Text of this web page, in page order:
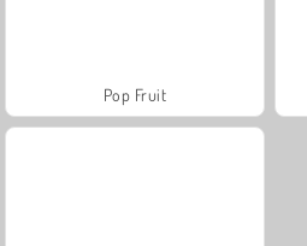
Pop Fruit